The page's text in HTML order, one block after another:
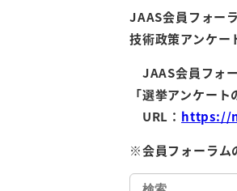
JAAS会員フォー
技術政策アンケー
JAAS会員フォ
「選挙アンケー
URL： https://
※会員フォーラム
検